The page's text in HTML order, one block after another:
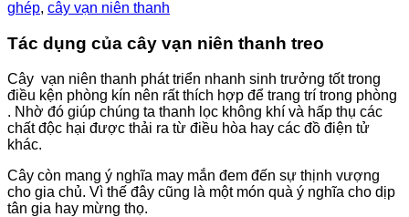
ghép, cây vạn niên thanh
Tác dụng của cây vạn niên thanh treo
Cây vạn niên thanh phát triển nhanh sinh trưởng tốt trong
điều kện phòng kín nên rất thích hợp để trang trí trong phòng
. Nhờ đó giúp chúng ta thanh lọc không khí và hấp thụ các
chất độc hại được thải ra từ điều hòa hay các đồ điện tử
khác.
Cây còn mang ý nghĩa may mắn đem đến sự thịnh vượng
cho gia chủ. Vì thế đây cũng là một món quà ý nghĩa cho dịp
tân gia hay mừng thọ.